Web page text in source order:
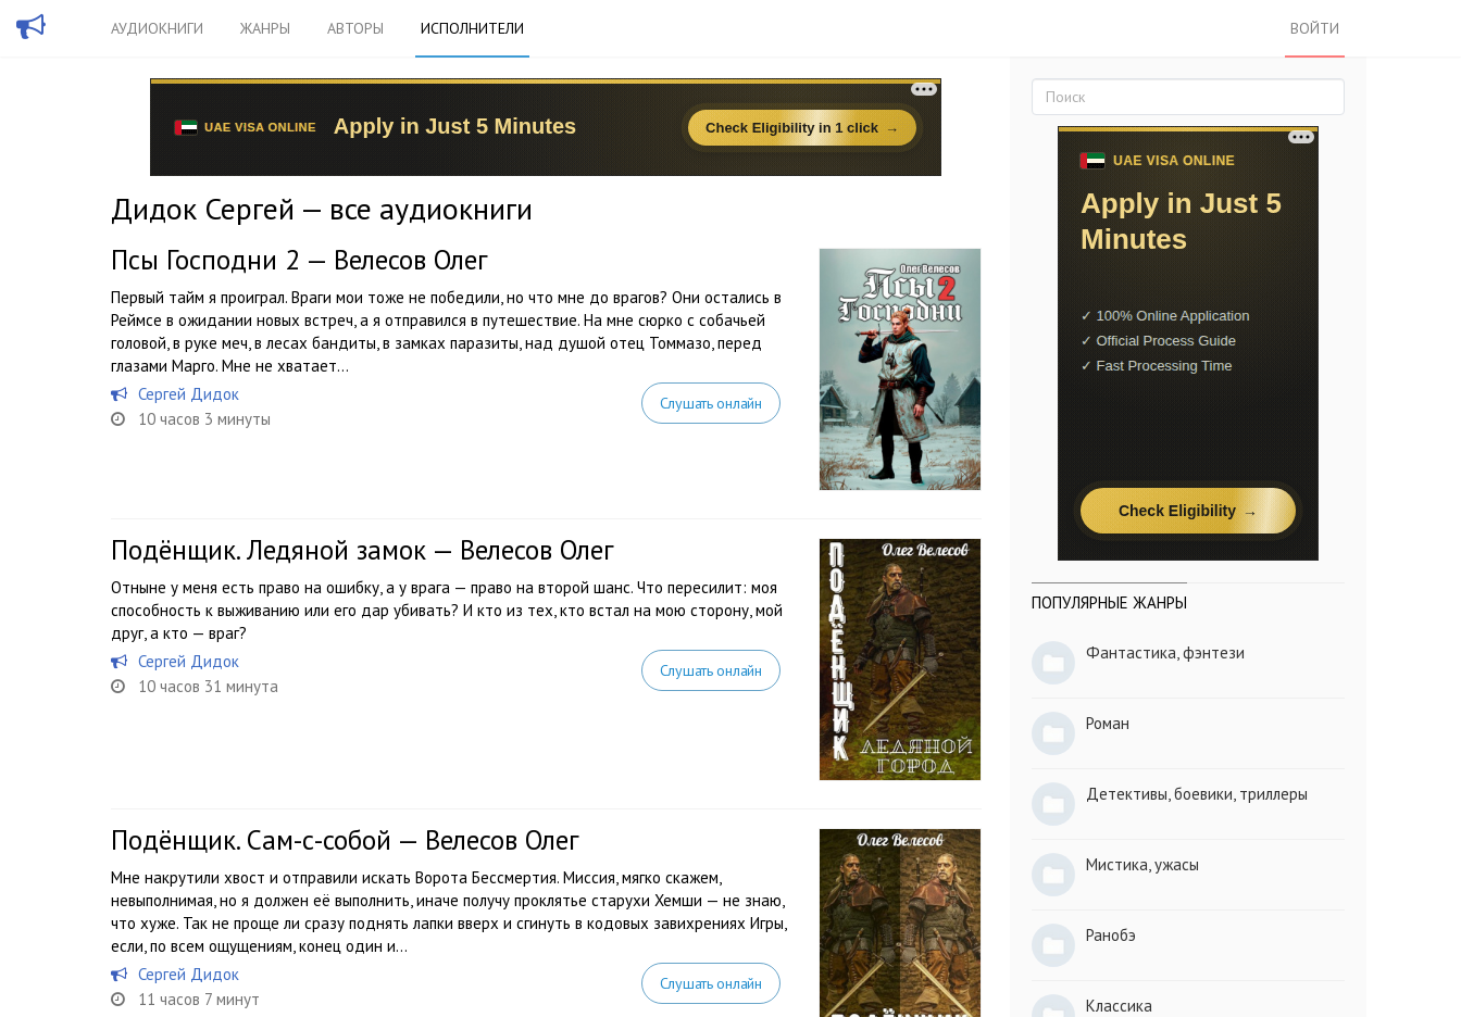
АУДИОКНИГИ ЖАНРЫ АВТОРЫ ИСПОЛНИТЕЛИ ВОЙТИ
Дидок Сергей — все аудиокниги
Псы Господни 2 — Велесов Олег
Первый тайм я проиграл. Враги мои тоже не победили, но что мне до врагов? Они остались в
Реймсе в ожидании новых встреч, а я отправился в путешествие. На мне сюрко с собачьей
головой, в руке меч, в лесах бандиты, в замках паразиты, над душой отец Томмазо, перед
глазами Марго. Мне не хватает...
Сергей Дидок
10 часов 3 минуты
Слушать онлайн
Подёнщик. Ледяной замок — Велесов Олег
Отныне у меня есть право на ошибку, а у врага — право на второй шанс. Что пересилит: моя
способность к выживанию или его дар убивать? И кто из тех, кто встал на мою сторону, мой
друг, а кто — враг?
Сергей Дидок
10 часов 31 минута
Слушать онлайн
Подёнщик. Сам-с-собой — Велесов Олег
Мне накрутили хвост и отправили искать Ворота Бессмертия. Миссия, мягко скажем,
невыполнимая, но я должен её выполнить, иначе получу проклятье старухи Хемши — не знаю,
что хуже. Так не проще ли сразу поднять лапки вверх и сгинуть в кодовых завихрениях Игры,
если, по всем ощущениям, конец один и...
Сергей Дидок
11 часов 7 минут
Слушать онлайн
ПОПУЛЯРНЫЕ ЖАНРЫ
Фантастика, фэнтези
Роман
Детективы, боевики, триллеры
Мистика, ужасы
Ранобэ
Классика